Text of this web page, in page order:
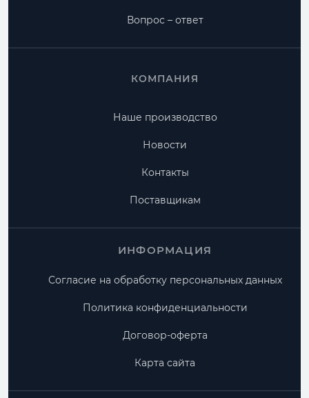
Вопрос – ответ
КОМПАНИЯ
Наше производство
Новости
Контакты
Поставщикам
ИНФОРМАЦИЯ
Согласие на обработку персональных данных
Политика конфиденциальности
Договор-оферта
Карта сайта